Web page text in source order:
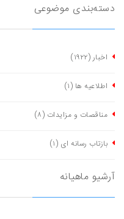
دسته‌بندی موضوعی
اخبار(١٩٢٢)
اطلاعیه ها (١)
مناقصات و مزایدات (٨)
بازتاب رسانه ای (١)
آرشیو ماهیانه